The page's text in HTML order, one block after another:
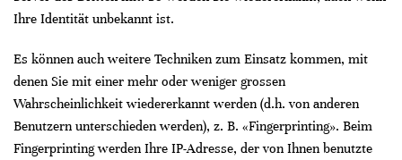
Ihre Identität unbekannt ist.
Es können auch weitere Techniken zum Einsatz kommen, mit
denen Sie mit einer mehr oder weniger grossen
Wahrscheinlichkeit wiedererkannt werden (d.h. von anderen
Benutzern unterschieden werden), z. B. «Fingerprinting». Beim
Fingerprinting werden Ihre IP-Adresse, der von Ihnen benutzte